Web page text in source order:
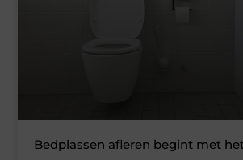
Bedplassen afleren begint met